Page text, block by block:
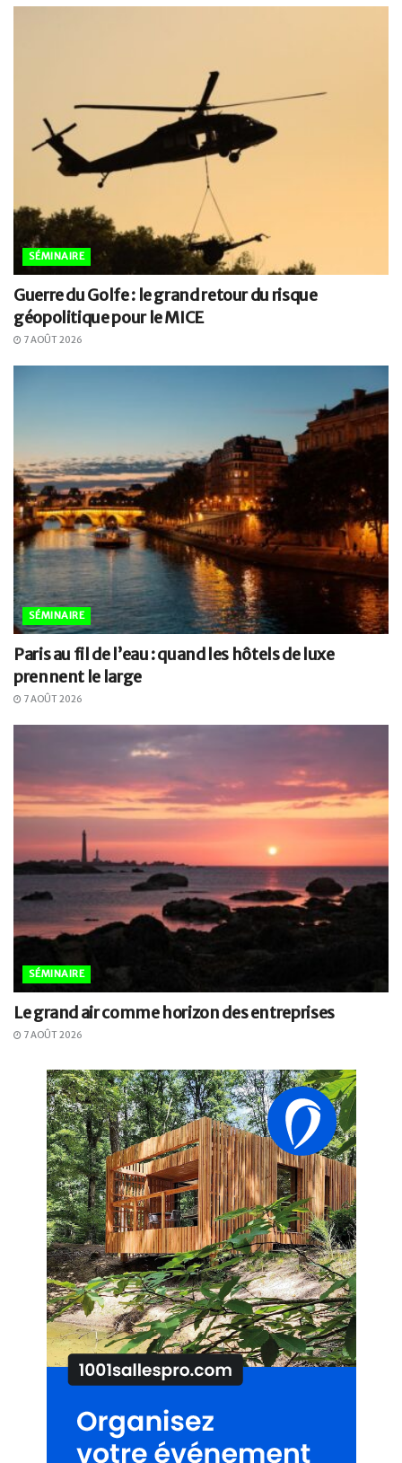
SÉMINAIRE
Guerre du Golfe : le grand retour du risque
géopolitique pour le MICE
7 AOÛT 2026
SÉMINAIRE
Paris au fil de l’eau : quand les hôtels de luxe
prennent le large
7 AOÛT 2026
SÉMINAIRE
Le grand air comme horizon des entreprises
7 AOÛT 2026